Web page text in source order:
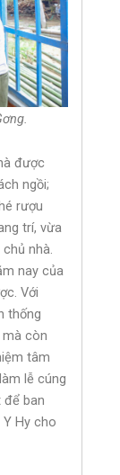
được
ngồi;
rượu
trí, vừa
nhà.
nay của
Với
thống
mà còn
tâm
lễ cúng
để ban
Hy cho